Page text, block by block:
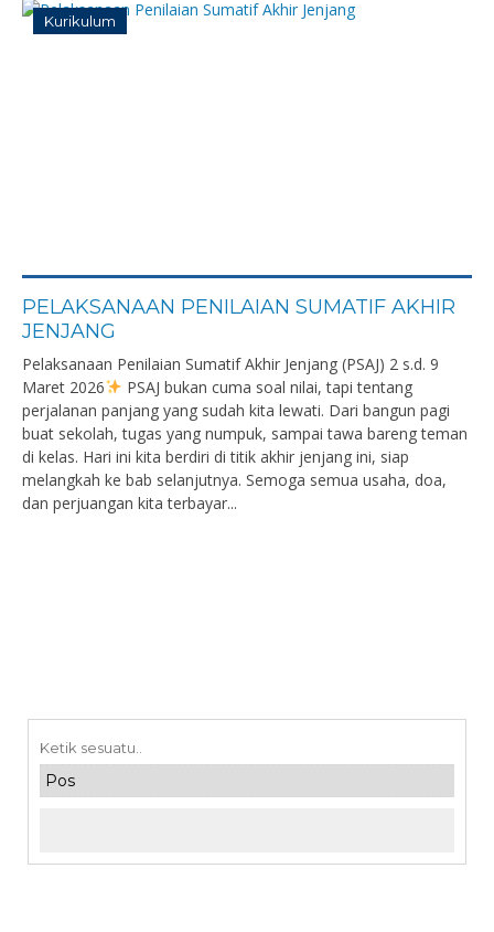
Kurikulum
PELAKSANAAN PENILAIAN SUMATIF AKHIR
JENJANG
Pelaksanaan Penilaian Sumatif Akhir Jenjang (PSAJ) 2 s.d. 9
Maret 2026
PSAJ bukan cuma soal nilai, tapi tentang
perjalanan panjang yang sudah kita lewati. Dari bangun pagi
buat sekolah, tugas yang numpuk, sampai tawa bareng teman
di kelas. Hari ini kita berdiri di titik akhir jenjang ini, siap
melangkah ke bab selanjutnya. Semoga semua usaha, doa,
dan perjuangan kita terbayar...